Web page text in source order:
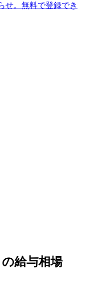
せ。無料で登録でき
給与相場